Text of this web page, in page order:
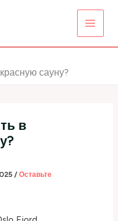
сауну?
в
/Оставьте